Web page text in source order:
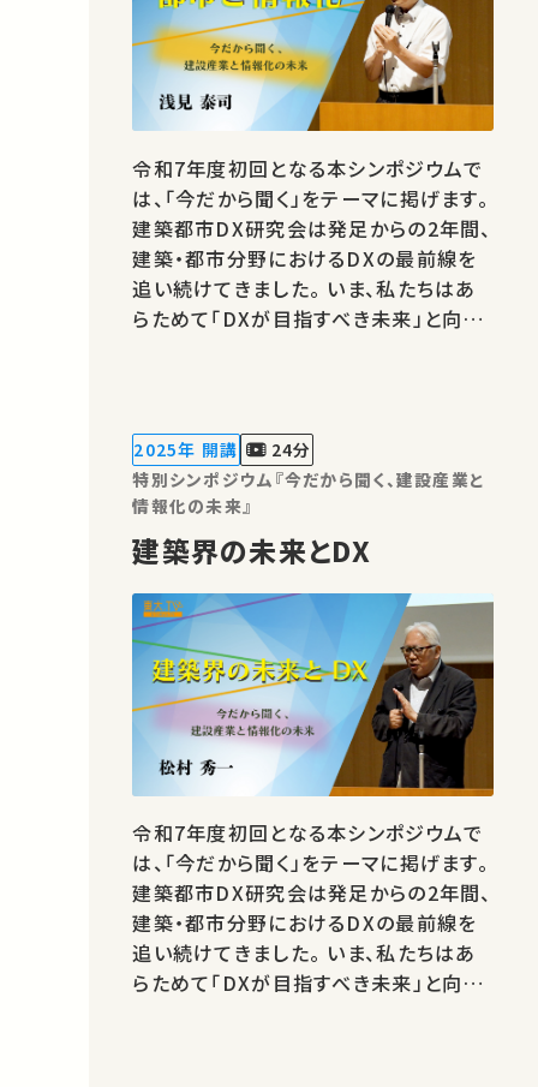
令和7年度初回となる本シンポジウムで
は、「今だから聞く」をテーマに掲げます。
建築都市DX研究会は発足からの2年間、
建築・都市分野におけるDXの最前線を
追い続けてきました。 いま、私たちはあ
らためて「DXが目指すべき未来」と向き
DX研究会では、その推進力となる「産学
連携」に焦点を当てたシンポジウムを…
2025年 開講
24分
特別シンポジウム『今だから聞く、建設産業と
情報化の未来』
建築界の未来とDX
令和7年度初回となる本シンポジウムで
は、「今だから聞く」をテーマに掲げます。
建築都市DX研究会は発足からの2年間、
建築・都市分野におけるDXの最前線を
追い続けてきました。 いま、私たちはあ
らためて「DXが目指すべき未来」と向き